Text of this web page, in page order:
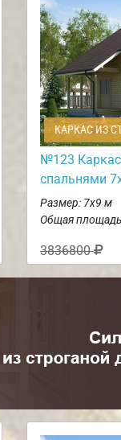
КАРКАС ИЗ
№123
спальнями
Размер: 7х9 м
Общая
3836800